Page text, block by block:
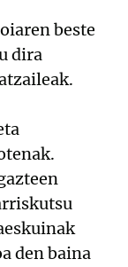
beste
dira
den baina